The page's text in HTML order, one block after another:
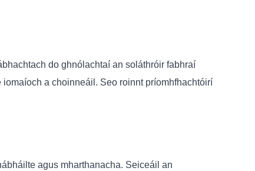
do ghnólachtaí an soláthróir fabhraí
a choinneáil. Seo roinnt príomhfhachtóirí
agus mharthanacha. Seiceáil an